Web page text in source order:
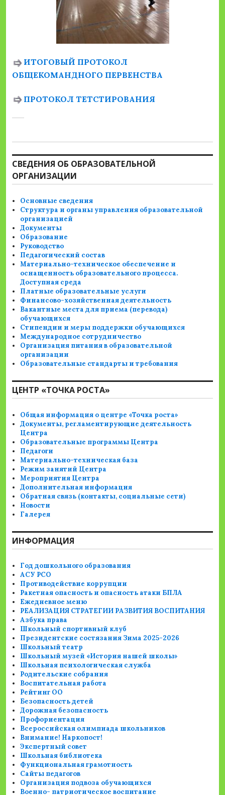
ИТОГОВЫЙ ПРОТОКОЛ
ОБЩЕКОМАНДНОГО ПЕРВЕНСТВА
ПРОТОКОЛ ТЕТСТИРОВАНИЯ
СВЕДЕНИЯ ОБ ОБРАЗОВАТЕЛЬНОЙ
ОРГАНИЗАЦИИ
Основные сведения
Структура и органы управления образовательной
организацией
Документы
Образование
Руководство
Педагогический состав
Материально-техническое обеспечение и
оснащенность образовательного процесса.
Доступная среда
Платные образовательные услуги
Финансово-хозяйственная деятельность
Вакантные места для приема (перевода)
обучающихся
Стипендии и меры поддержки обучающихся
Международное сотрудничество
Организация питания в образовательной
организации
Образовательные стандарты и требования
ЦЕНТР «ТОЧКА РОСТА»
Общая информация о центре «Точка роста»
Документы, регламентирующие деятельность
Центра
Образовательные программы Центра
Педагоги
Материально-техническая база
Режим занятий Центра
Мероприятия Центра
Дополнительная информация
Обратная связь (контакты, социальные сети)
Новости
Галерея
ИНФОРМАЦИЯ
Год дошкольного образования
АСУ РСО
Противодействие коррупции
Ракетная опасность и опасность атаки БПЛА
Ежедневное меню
РЕАЛИЗАЦИЯ СТРАТЕГИИ РАЗВИТИЯ ВОСПИТАНИЯ
Азбука права
Школьный спортивный клуб
Президентские состязания Зима 2025-2026
Школьный театр
Школьный музей «История нашей школы»
Школьная психологическая служба
Родительские собрания
Воспитательная работа
Рейтинг ОО
Безопасность детей
Дорожная безопасность
Профориентация
Всероссийская олимпиада школьников
Внимание! Наркопост!
Экспертный совет
Школьная библиотека
Функциональная грамотность
Сайты педагогов
Организация подвоза обучающихся
Военно- патриотическое воспитание